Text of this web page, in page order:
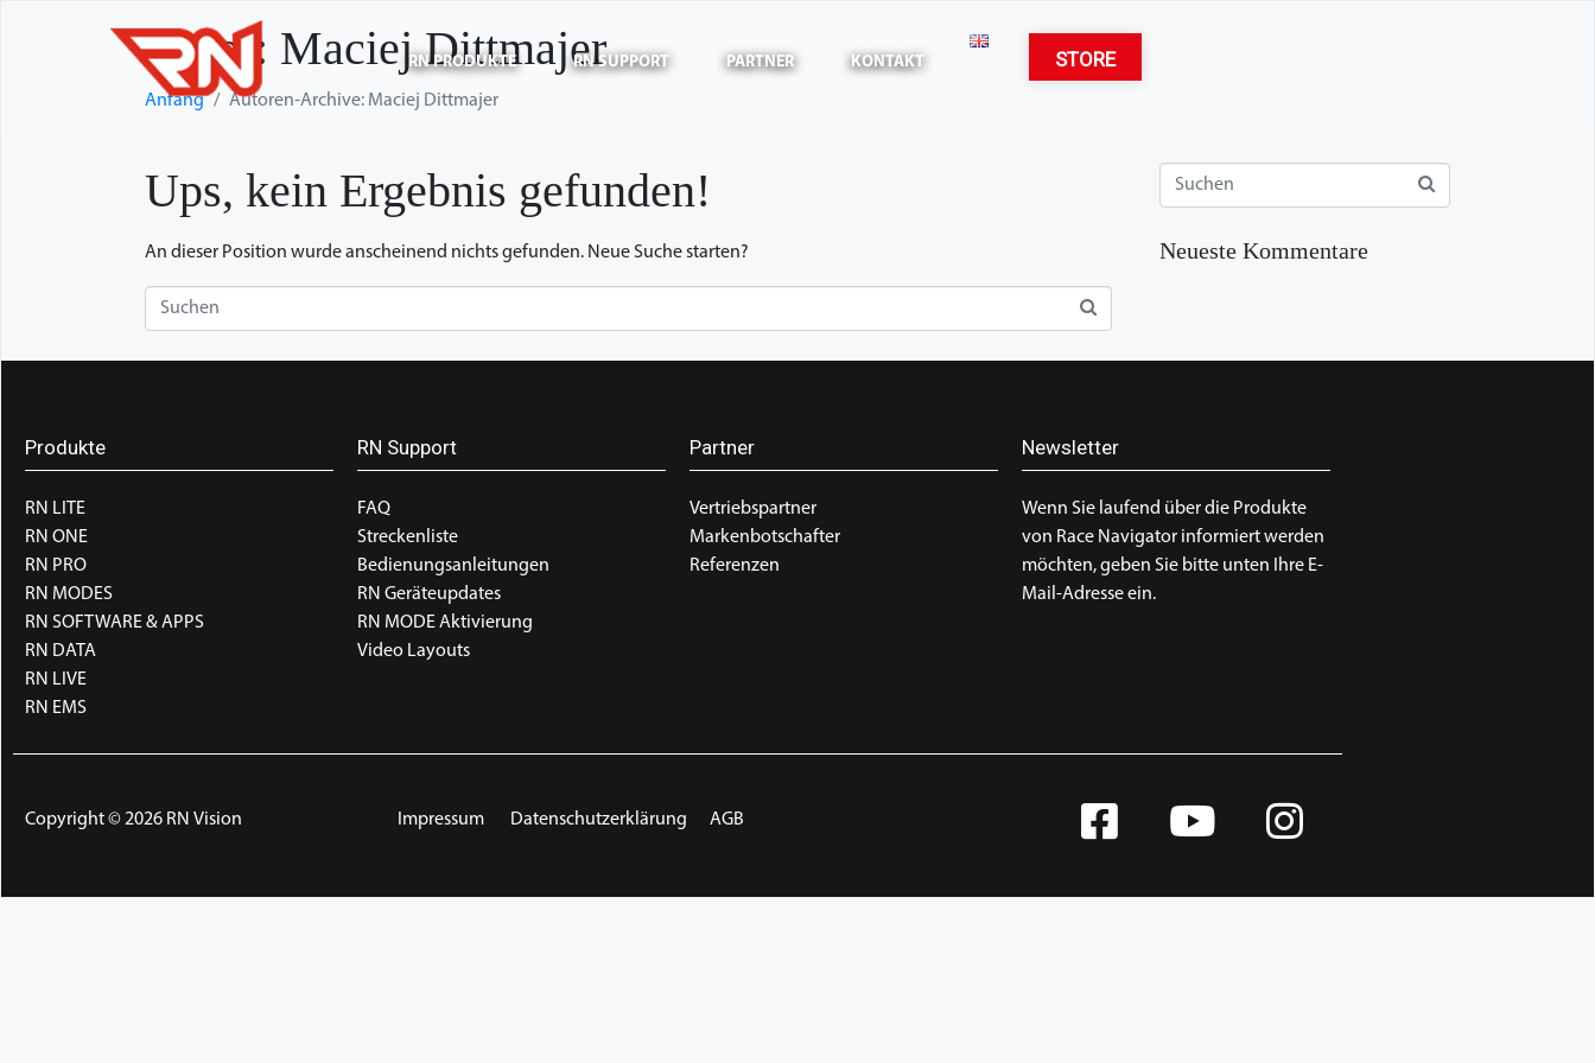
RN PRODUKTE RN SUPPORT PARTNER KONTAKT STORE
Autor: Maciej Dittmajer
Anfang Autoren-Archive: Maciej Dittmajer
Ups, kein Ergebnis gefunden!
An dieser Position wurde anscheinend nichts gefunden. Neue Suche starten? Neueste Kommentare
Produkte
RN LITE
RN ONE
RN PRO
RN MODES
RN SOFTWARE & APPS
RN DATA
RN LIVE
RN EMS
RN Support
FAQ
Streckenliste
Bedienungsanleitungen
RN Geräteupdates
RN MODE Aktivierung
Video Layouts
Partner
Vertriebspartner
Markenbotschafter
Referenzen
Newsletter
Wenn Sie laufend über die Produkte
von Race Navigator informiert werden
möchten, geben Sie bitte unten Ihre E-
Mail-Adresse ein.
Copyright © 2026 RN Vision Impressum Datenschutzerklärung AGB